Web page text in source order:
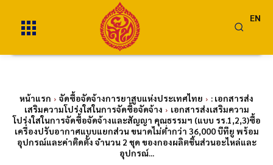
EN
หน้าแรก จัดซื้อจัดจ้างการยาสูบแห่งประเทศไทย
: เอกสารส่ง
เสริมความโปร่งใสในการจัดซื้อจัดจ้าง
เอกสารส่งเสริมความ
โปร่งใสในการจัดซื้อจัดจ้างและสัญญา คุณธรรมฯ (แบบ รร.1,2,3)ซื้อ
เครื่องปรับอากาศแบบแยกส่วน ขนาดไม่ต่ำกว่า 36,000 บีทียู พร้อม
อุปกรณ์และค่าติดตั้ง จำนวน 2 ชุด ของกองผลิตชิ้นส่วนอะไหล่และ
อุปกรณ์...